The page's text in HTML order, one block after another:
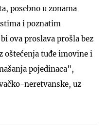
posebno u zonama
i poznatim
ova proslava prošla bez
oštećenja tuđe imovine i
pojedinaca",
neretvanske, uz